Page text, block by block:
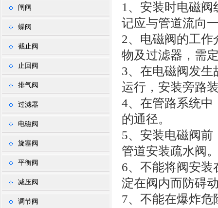
闸阀
蝶阀
截止阀
止回阀
排气阀
过滤器
电磁阀
旋塞阀
平衡阀
减压阀
调节阀
1、安装时电磁
记应与管道流向
2、电磁阀的工
物及过滤器，需
3、在电磁阀发
运行，安装旁路
4、在管路系统中
的通径。
5、安装电磁阀
管道安装疏水阀
6、不能将阀安
淀在阀内而防碍
7、不能在爆炸危